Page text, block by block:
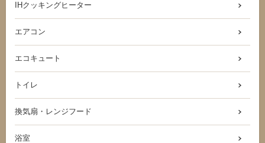
IHクッキングヒーター
エアコン
エコキュート
トイレ
換気扇・レンジフード
浴室